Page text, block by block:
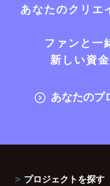
あなたのクリエ
ファンと一
新しい資
あなたのプ
プロジェクトを探す